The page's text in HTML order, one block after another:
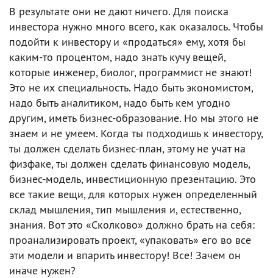
В результате они не дают ничего. Для поиска
инвестора нужно много всего, как оказалось. Чтобы
подойти к инвестору и «продаться» ему, хотя бы
каким-то процентом, надо знать кучу вещей,
которые инженер, биолог, программист не знают!
Это не их специальность. Надо быть экономистом,
надо быть аналитиком, надо быть кем угодно
другим, иметь бизнес-образование. Но мы этого не
знаем и не умеем. Когда ты подходишь к инвестору,
ты должен сделать бизнес-план, этому не учат на
физфаке, ты должен сделать финансовую модель,
бизнес-модель, инвестиционную презентацию. Это
все такие вещи, для которых нужен определенный
склад мышления, тип мышления и, естественно,
знания. Вот это «Сколково» должно брать на себя:
проанализировать проект, «упаковать» его во все
эти модели и впарить инвестору! Все! Зачем он
иначе нужен?